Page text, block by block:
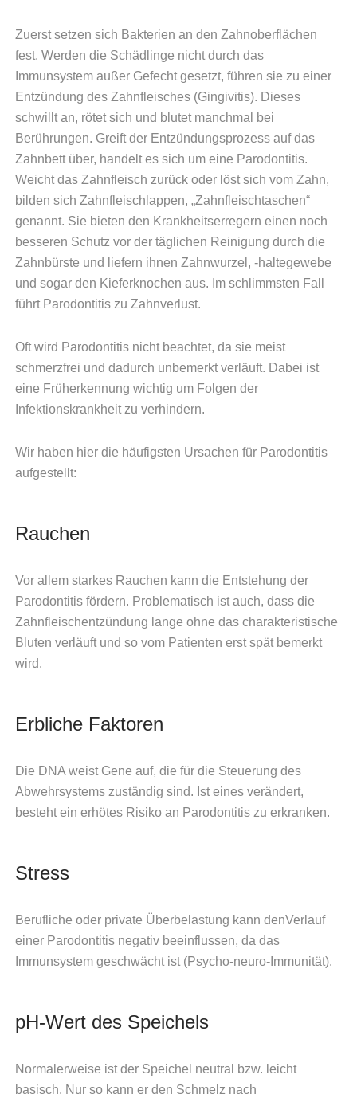
Zuerst setzen sich Bakterien an den Zahnoberflächen
fest. Werden die Schädlinge nicht durch das
Immunsystem außer Gefecht gesetzt, führen sie zu einer
Entzündung des Zahnfleisches (Gingivitis). Dieses
schwillt an, rötet sich und blutet manchmal bei
Berührungen. Greift der Entzündungsprozess auf das
Zahnbett über, handelt es sich um eine Parodontitis.
Weicht das Zahnfleisch zurück oder löst sich vom Zahn,
bilden sich Zahnfleischlappen, „Zahnfleischtaschen“
genannt. Sie bieten den Krankheitserregern einen noch
besseren Schutz vor der täglichen Reinigung durch die
Zahnbürste und liefern ihnen Zahnwurzel, -haltegewebe
und sogar den Kieferknochen aus. Im schlimmsten Fall
führt Parodontitis zu Zahnverlust.
Oft wird Parodontitis nicht beachtet, da sie meist
schmerzfrei und dadurch unbemerkt verläuft. Dabei ist
eine Früherkennung wichtig um Folgen der
Infektionskrankheit zu verhindern.
Wir haben hier die häufigsten Ursachen für Parodontitis
aufgestellt:
Rauchen
Vor allem starkes Rauchen kann die Entstehung der
Parodontitis fördern. Problematisch ist auch, dass die
Zahnfleischentzündung lange ohne das charakteristische
Bluten verläuft und so vom Patienten erst spät bemerkt
wird.
Erbliche Faktoren
Die DNA weist Gene auf, die für die Steuerung des
Abwehrsystems zuständig sind. Ist eines verändert,
besteht ein erhötes Risiko an Parodontitis zu erkranken.
Stress
Berufliche oder private Überbelastung kann denVerlauf
einer Parodontitis negativ beeinflussen, da das
Immunsystem geschwächt ist (Psycho-neuro-Immunität).
pH-Wert des Speichels
Normalerweise ist der Speichel neutral bzw. leicht
basisch. Nur so kann er den Schmelz nach